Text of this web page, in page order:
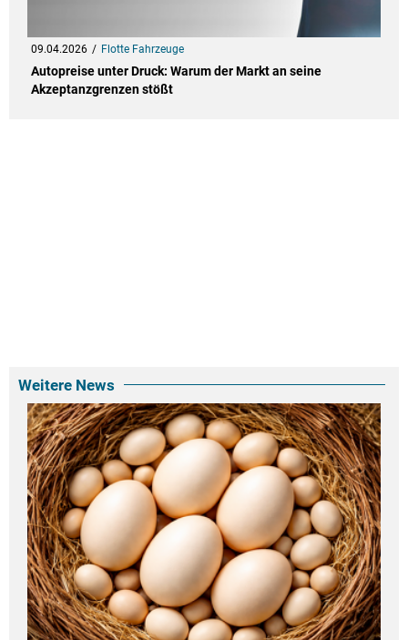
09.04.2026 Flotte Fahrzeuge
Autopreise unter Druck: Warum der Markt an seine
Akzeptanzgrenzen stößt
Weitere News